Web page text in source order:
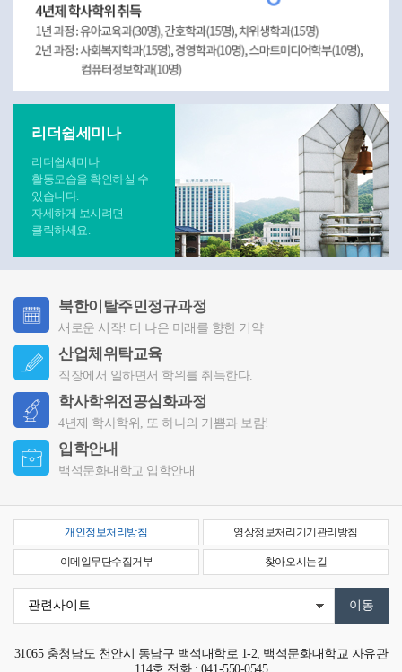
리더쉽세미나
리더쉽세미나
활동모습을 확인하실 수
있습니다.
자세하게 보시려면
클릭하세요.
북한이탈주민정규과정
새로운 시작! 더 나은 미래를 향한 기약
산업체위탁교육
직장에서 일하면서 학위를 취득한다.
학사학위전공심화과정
4년제 학사학위, 또 하나의 기쁨과 보람!
입학안내
백석문화대학교 입학안내
개인정보처리방침 영상정보처리기기관리방침
이메일무단수집거부 찾아오시는길
31065 충청남도 천안시 동남구 백석대학로 1-2, 백석문화대학교 자유관
114호 전화 : 041-550-0545